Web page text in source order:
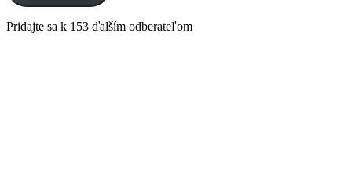
Pridajte sa k 153 ďalším odberateľom